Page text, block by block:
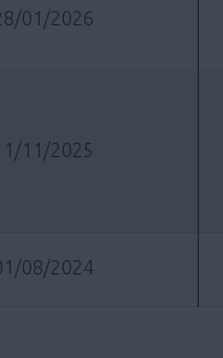
01/2026
11/2025
08/2024